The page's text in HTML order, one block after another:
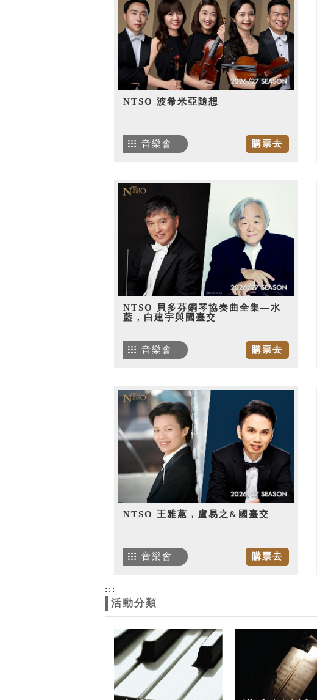
NTSO 波希米亞隨想
購票去
音樂會
NTSO 貝多芬鋼琴協奏曲全集—水
藍，白建宇與國臺交
購票去
音樂會
NTSO 王雅蕙，盧易之&國臺交
購票去
音樂會
:::
活動分類